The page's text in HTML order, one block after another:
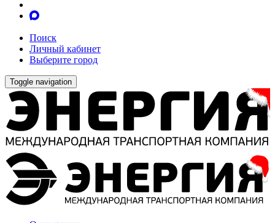
Поиск
Личный кабинет
Выберите город
Toggle navigation